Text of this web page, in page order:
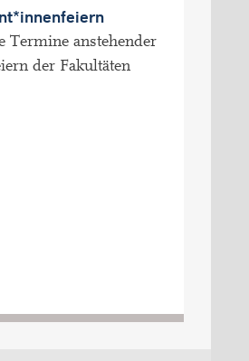
Termine anstehender
der Fakultäten